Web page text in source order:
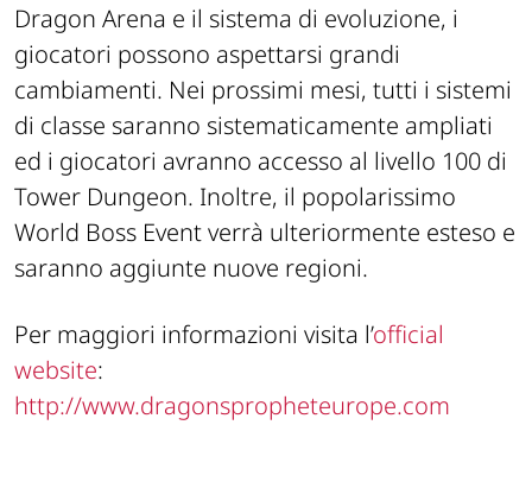
Dragon Arena e il sistema di evoluzione, i
giocatori possono aspettarsi grandi
cambiamenti. Nei prossimi mesi, tutti i sistemi
di classe saranno sistematicamente ampliati
ed i giocatori avranno accesso al livello 100 di
Tower Dungeon. Inoltre, il popolarissimo
World Boss Event verrà ulteriormente esteso e
saranno aggiunte nuove regioni.
Per maggiori informazioni visita l’official
website:
http://www.dragonspropheteurope.com